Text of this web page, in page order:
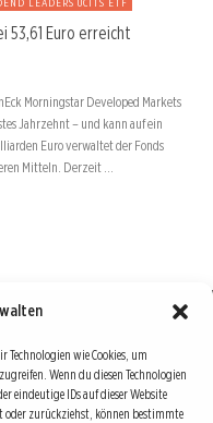
wie Cookies, um
Wenn du diesen Technologien
eindeutige IDs auf dieser Website
zurückziehst, können bestimmte
53,61 Euro erreicht
Morningstar Developed Markets
Jahrzehnt – und kann auf ein
Euro verwaltet der Fonds
Mitteln. Derzeit …
Verlässliche Informationen,
Diese drei Bausteine sind